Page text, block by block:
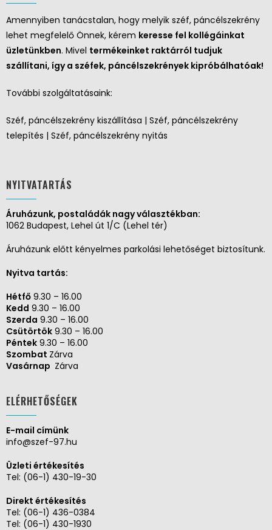
Amennyiben tanácstalan, hogy melyik széf, páncélszekrény
lehet megfelelő Önnek, kérem keresse fel kollégáinkat
üzletünkben. Mivel termékeinket raktárról tudjuk
szállítani, így a széfek, páncélszekrények kipróbálhatóak!
További szolgáltatásaink:
Széf, páncélszekrény kiszállítása | Széf, páncélszekrény
telepítés | Széf, páncélszekrény nyitás
NYITVATARTÁS
Áruházunk, postaládák nagy választékban:
1062 Budapest, Lehel út 1/C (Lehel tér)
Áruházunk előtt kényelmes parkolási lehetőséget biztosítunk.
Nyitva tartás:
Hétfő 9.30 – 16.00
Kedd 9.30 – 16.00
Szerda 9.30 – 16.00
Csütörtök 9.30 – 16.00
Péntek 9.30 – 16.00
Szombat Zárva
Vasárnap Zárva
ELÉRHETŐSÉGEK
E-mail címünk
info@szef-97.hu
Üzleti értékesítés
Tel: (06-1) 430-19-30
Direkt értékesítés
Tel: (06-1) 436-0384
Tel: (06-1) 430-1930